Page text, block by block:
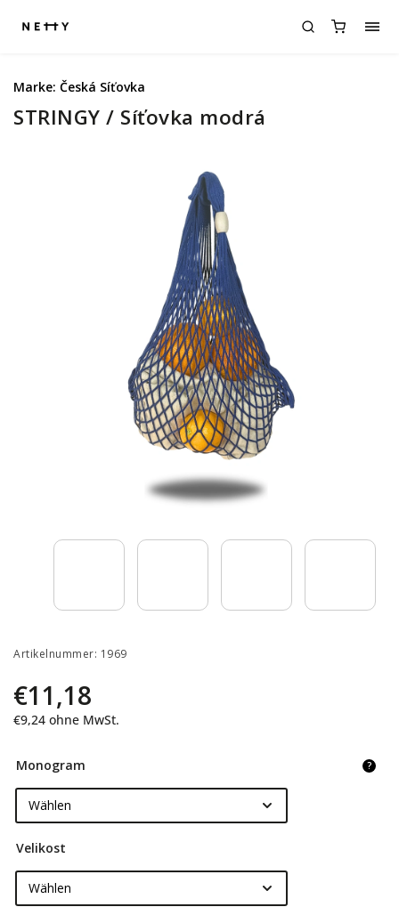
STRINGY / Síťovka modrá
Artikelnummer: 1969
€11,18
€9,24 ohne MwSt.
Marke: Česká Síťovka
Monogram ?
Velikost